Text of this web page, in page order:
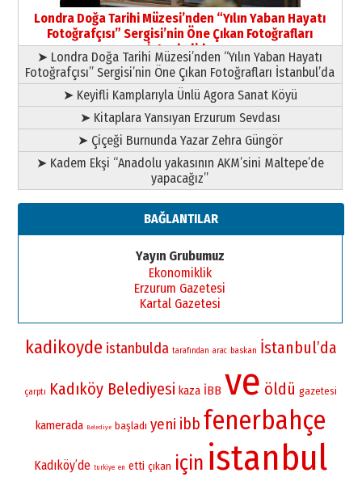
Şampiyonluk Sebahattin Şirin’e
yazar
11 Mayıs 2026 Pazartesi
Londra Doğa Tarihi Müzesi’nden “Yılın Yaban Hayatı
Fotoğrafçısı” Sergisi’nin Öne Çıkan Fotoğrafları
İstanbul’da
➤ Londra Doğa Tarihi Müzesi’nden “Yılın Yaban Hayatı
Fotoğrafçısı” Sergisi’nin Öne Çıkan Fotoğrafları İstanbul’da
➤ Keyifli Kamplarıyla Ünlü Agora Sanat Köyü
➤ Kitaplara Yansıyan Erzurum Sevdası
➤ Çiçeği Burnunda Yazar Zehra Güngör
➤ Kadem Ekşi “Anadolu yakasının AKM’sini Maltepe’de
yapacağız”
BAĞLANTILAR
Yayın Grubumuz
Ekonomiklik
Erzurum Gazetesi
Kartal Gazetesi
kadikoyde istanbulda tarafından arac baskan İstanbul’da
çarptı Kadıköy Belediyesi kaza İBB ve öldü gazetesi
kamerada Belediye başladı yeni ibb fenerbahçe
Kadıköy’de turkiye en etti çıkan için istanbul